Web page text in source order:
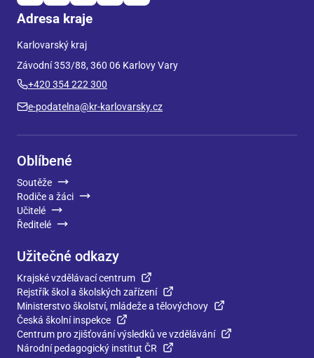
Adresa kraje
Karlovarský kraj
Závodní 353/88, 360 06 Karlovy Vary
+420 354 222 300
e-podatelna@kr-karlovarsky.cz
Oblíbené
Soutěže
Rodiče a žáci
Učitelé
Ředitelé
Užitečné odkazy
Krajské vzdělávací centrum
Rejstřík škol a školských zařízení
Ministerstvo školství, mládeže a tělovýchovy
Česká školní inspekce
Centrum pro zjišťování výsledků ve vzdělávání
Národní pedagogický institut ČR